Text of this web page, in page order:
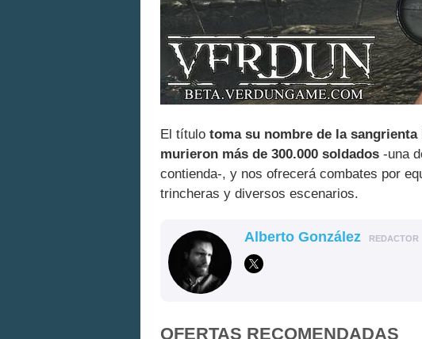
El título toma su nombre de la sangrienta
murieron más de 300.000 soldados -una
contienda-, y nos ofrecerá combates por
trincheras y diversos escenarios.
Alberto González REDACTOR
OFERTAS RECOMENDADAS